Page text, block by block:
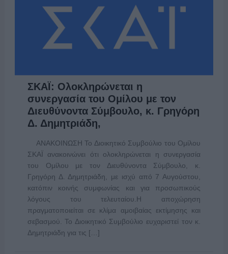
ΣΚΑΪ: Ολοκληρώνεται η
συνεργασία του Ομίλου με τον
Διευθύνοντα Σύμβουλο, κ. Γρηγόρη
Δ. Δημητριάδη,
ΑΝΑΚΟΙΝΩΣΗ Το Διοικητικό Συμβούλιο του Ομίλου
ΣΚΑΪ ανακοινώνει ότι ολοκληρώνεται η συνεργασία
του Ομίλου με τον Διευθύνοντα Σύμβουλο, κ.
Γρηγόρη Δ. Δημητριάδη, με ισχύ από 7 Αυγούστου,
κατόπιν κοινής συμφωνίας και για προσωπικούς
λόγους του τελευταίου.Η αποχώρηση
πραγματοποιείται σε κλίμα αμοιβαίας εκτίμησης και
σεβασμού. Το Διοικητικό Συμβούλιο ευχαριστεί τον κ.
Δημητριάδη για τις […]